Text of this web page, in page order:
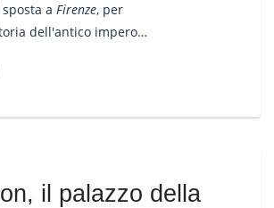
a Firenze, per
dell'antico impero
conosciuta come
il palazzo della